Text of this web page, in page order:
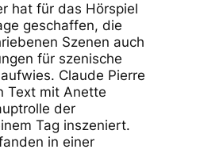
hat für das Hörspiel
geschaffen, die
Szenen auch
für szenische
Claude Pierre
Text mit Anette
der
Tag inszeniert.
in einer